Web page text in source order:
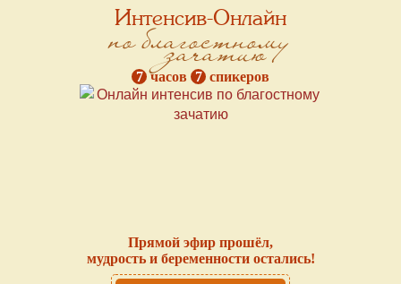
Интенсив-Онлайн
по благостному
зачатию
7 часов 7 спикеров
Прямой эфир прошёл,
мудрость и беременности остались!